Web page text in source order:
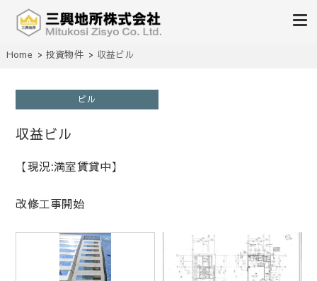
三興地所株式会社
不動産の売買、賃貸、仲介、管理
Home 投資物件 収益ビル
ビル
収益ビル
【現況:満室賃貸中】
改修工事開始